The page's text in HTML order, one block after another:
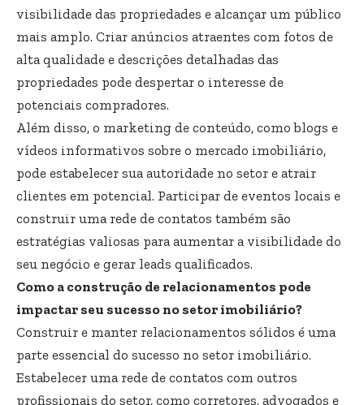
visibilidade das propriedades e alcançar um público
mais amplo. Criar anúncios atraentes com fotos de
alta qualidade e descrições detalhadas das
propriedades pode despertar o interesse de
potenciais compradores.
Além disso, o marketing de conteúdo, como blogs e
vídeos informativos sobre o mercado imobiliário,
pode estabelecer sua autoridade no setor e atrair
clientes em potencial. Participar de eventos locais e
construir uma rede de contatos também são
estratégias valiosas para aumentar a visibilidade do
seu negócio e gerar leads qualificados.
Como a construção de relacionamentos pode
impactar seu sucesso no setor imobiliário?
Construir e manter relacionamentos sólidos é uma
parte essencial do sucesso no setor imobiliário.
Estabelecer uma rede de contatos com outros
profissionais do setor, como corretores, advogados e